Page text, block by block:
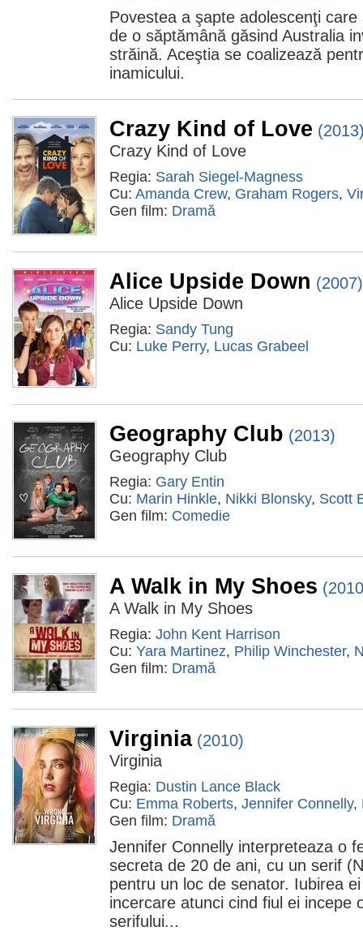
Povestea a şapte adolescenţi
de o săptămână găsind Australia
străină. Aceştia se coalizează
inamicului.
Crazy Kind of Love
Crazy Kind of Love
Regia: Sarah Siegel-Magness
Cu: Amanda Crew, Graham Rogers,
Gen film: Dramă
Alice Upside Down (2007)
Alice Upside Down
Regia: Sandy Tung
Cu: Luke Perry, Lucas Grabeel
Geography Club (2013)
Geography Club
Regia: Gary Entin
Cu: Marin Hinkle, Nikki Blonsky, Scott
Gen film: Comedie
A Walk in My Shoes
A Walk in My Shoes
Regia: John Kent Harrison
Cu: Yara Martinez, Philip Winchester,
Gen film: Dramă
Virginia (2010)
Virginia
Regia: Dustin Lance Black
Cu: Emma Roberts, Jennifer Connelly,
Gen film: Dramă
Jennifer Connelly interpreteaza o
secreta de 20 de ani, cu un serif
pentru un loc de senator. Iubirea
incercare atunci cind fiul ei incepe
serifului...